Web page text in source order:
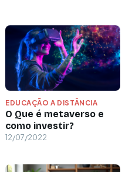
EDUCAÇÃO A DISTÂNCIA
O Que é metaverso e
como investir?
12/07/2022